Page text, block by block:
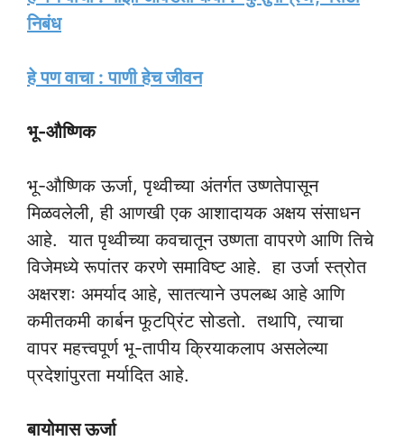
निबंध
हे पण वाचा : पाणी हेच जीवन
भू-औष्णिक
भू-औष्णिक ऊर्जा, पृथ्वीच्या अंतर्गत उष्णतेपासून
मिळवलेली, ही आणखी एक आशादायक अक्षय संसाधन
आहे. यात पृथ्वीच्या कवचातून उष्णता वापरणे आणि तिचे
विजेमध्ये रूपांतर करणे समाविष्ट आहे. हा उर्जा स्त्रोत
अक्षरशः अमर्याद आहे, सातत्याने उपलब्ध आहे आणि
कमीतकमी कार्बन फूटप्रिंट सोडतो. तथापि, त्याचा
वापर महत्त्वपूर्ण भू-तापीय क्रियाकलाप असलेल्या
प्रदेशांपुरता मर्यादित आहे.
बायोमास ऊर्जा